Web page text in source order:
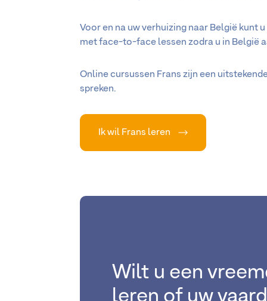
Voor en na uw verhuizing naar België kunt
met face-to-face lessen zodra u in België
Online cursussen Frans zijn een
spreken.
Ik wil Frans leren
Wilt u een
leren of uw